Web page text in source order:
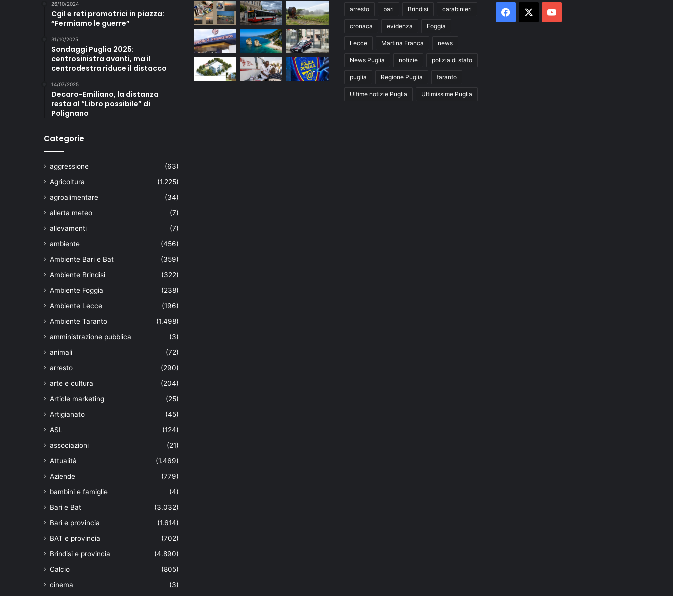
26/10/2024
Cgil e reti promotrici in piazza:
“Fermiamo le guerre”
31/10/2025
Sondaggi Puglia 2025:
centrosinistra avanti, ma il
centrodestra riduce il distacco
14/07/2025
Decaro-Emiliano, la distanza
resta al “Libro possibile” di
Polignano
Categorie
aggressione
(63)
Agricoltura
(1.225)
agroalimentare
(34)
allerta meteo
(7)
allevamenti
(7)
ambiente
(456)
Ambiente Bari e Bat
(359)
Ambiente Brindisi
(322)
Ambiente Foggia
(238)
Ambiente Lecce
(196)
Ambiente Taranto
(1.498)
amministrazione pubblica
(3)
animali
(72)
arresto
(290)
arte e cultura
(204)
Article marketing
(25)
Artigianato
(45)
ASL
(124)
associazioni
(21)
Attualità
(1.469)
Aziende
(779)
bambini e famiglie
(4)
Bari e Bat
(3.032)
Bari e provincia
(1.614)
BAT e provincia
(702)
Brindisi e provincia
(4.890)
Calcio
(805)
cinema
(3)
arresto bari Brindisi carabinieri
cronaca evidenza Foggia
Lecce Martina Franca news
News Puglia notizie polizia di stato
puglia Regione Puglia taranto
Ultime notizie Puglia Ultimissime Puglia
Facebook